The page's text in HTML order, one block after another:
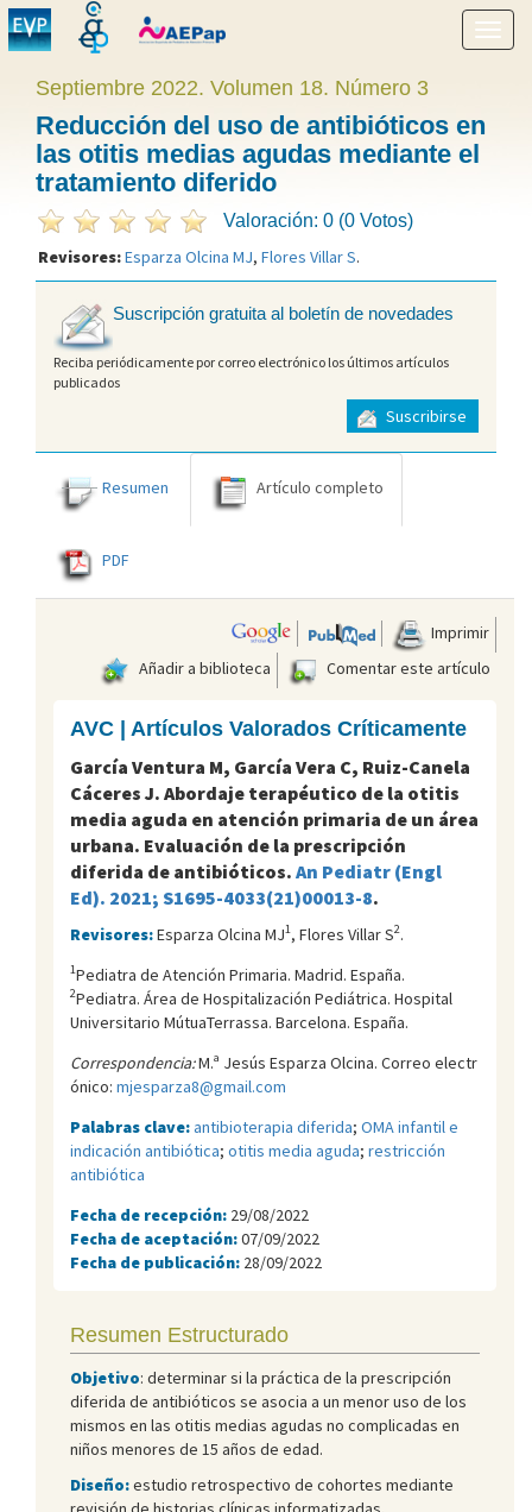
menú
Septiembre 2022. Volumen 18. Número 3
Reducción del uso de antibióticos en
las otitis medias agudas mediante el
tratamiento diferido
Valoración: 0 (0 Votos)
Revisores:Esparza Olcina MJ, Flores Villar S.
Suscripción gratuita al boletín de novedades
Reciba periódicamente por correo electrónico los últimos artículos
publicados
Suscribirse
Resumen Artículo completo
PDF
Imprimir
Añadir a biblioteca
Comentar este artículo
AVC | Artículos Valorados Críticamente
García Ventura M, García Vera C, Ruiz-Canela
Cáceres J. Abordaje terapéutico de la otitis
media aguda en atención primaria de un área
urbana. Evaluación de la prescripción
diferida de antibióticos. An Pediatr (Engl
Ed). 2021; S1695-4033(21)00013-8.
Revisores:Esparza Olcina MJ1, Flores Villar S2.
1Pediatra de Atención Primaria. Madrid. España.
2Pediatra. Área de Hospitalización Pediátrica. Hospital
Universitario MútuaTerrassa. Barcelona. España.
Correspondencia:M.ª Jesús Esparza Olcina. Correo electr
ónico: mjesparza8@gmail.com
Palabras clave:antibioterapia diferida; OMA infantil e
indicación antibiótica; otitis media aguda; restricción
antibiótica
Fecha de recepción: 29/08/2022
Fecha de aceptación:07/09/2022
Fecha de publicación: 28/09/2022
Resumen Estructurado
Objetivo: determinar si la práctica de la prescripción
diferida de antibióticos se asocia a un menor uso de los
mismos en las otitis medias agudas no complicadas en
niños menores de 15 años de edad.
Diseño:estudio retrospectivo de cohortes mediante